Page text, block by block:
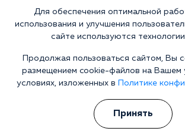
Наркология 24/7
Наркологическая клиника
Цены
О клинике
Условия проживания
Для обеспечения оптимальной
использования и улучшения
сайте используются
Продолжая пользоваться сайтом, Вы
размещением cookie-файлов на Вашем
условиях, изложенных в
Политике
Принять